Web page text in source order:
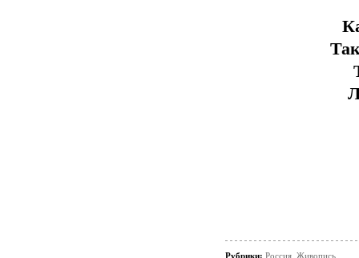
Рубрики: Россия. Живопись.